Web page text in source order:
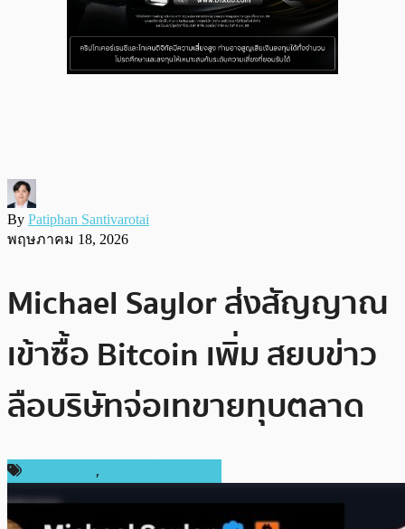
By Patiphan Santivarotai
พฤษภาคม 18, 2026
Michael Saylor ส่งสัญญาณ
เข้าซื้อ Bitcoin เพิ่ม สยบข่าว
ลือบริษัทจ่อเทขายทุบตลาด
,